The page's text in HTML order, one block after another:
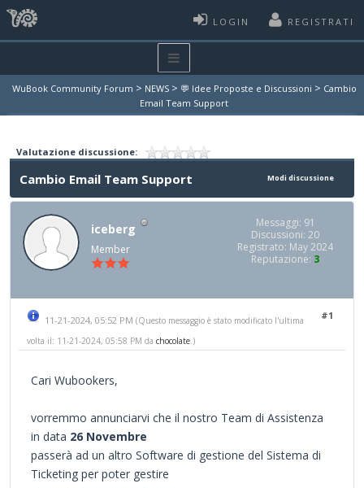
LOGIN REGISTRATI
WuBook Community Forum > NEWS > 💬 Idee Proposte e Discussioni > Cambio
Email Team Support
Valutazione discussione:
Modi discussione
Cambio Email Team Support
iceberg
Member
Messaggi: 91
Discussioni: 20
Registrato: May 2024
Reputazione: 3
#1
11-21-2024, 05:52 PM (Questo messaggio è stato modificato l'ultima
volta il: 11-21-2024, 05:58 PM da chocolate .)
Cari Wubookers,
vorremmo annunciarvi che il nostro Team di Assistenza
in data 26 Novembre
passerà ad un altro Software di gestione del Sistema di
Ticketing per poter gestire